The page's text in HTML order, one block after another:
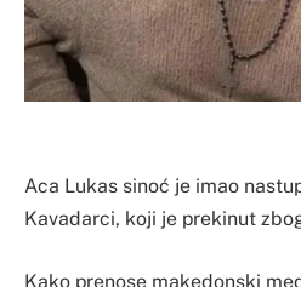
Aca Lukas sinoć je imao
Kavadarci, koji je prekinut
Kako prenose makedonski